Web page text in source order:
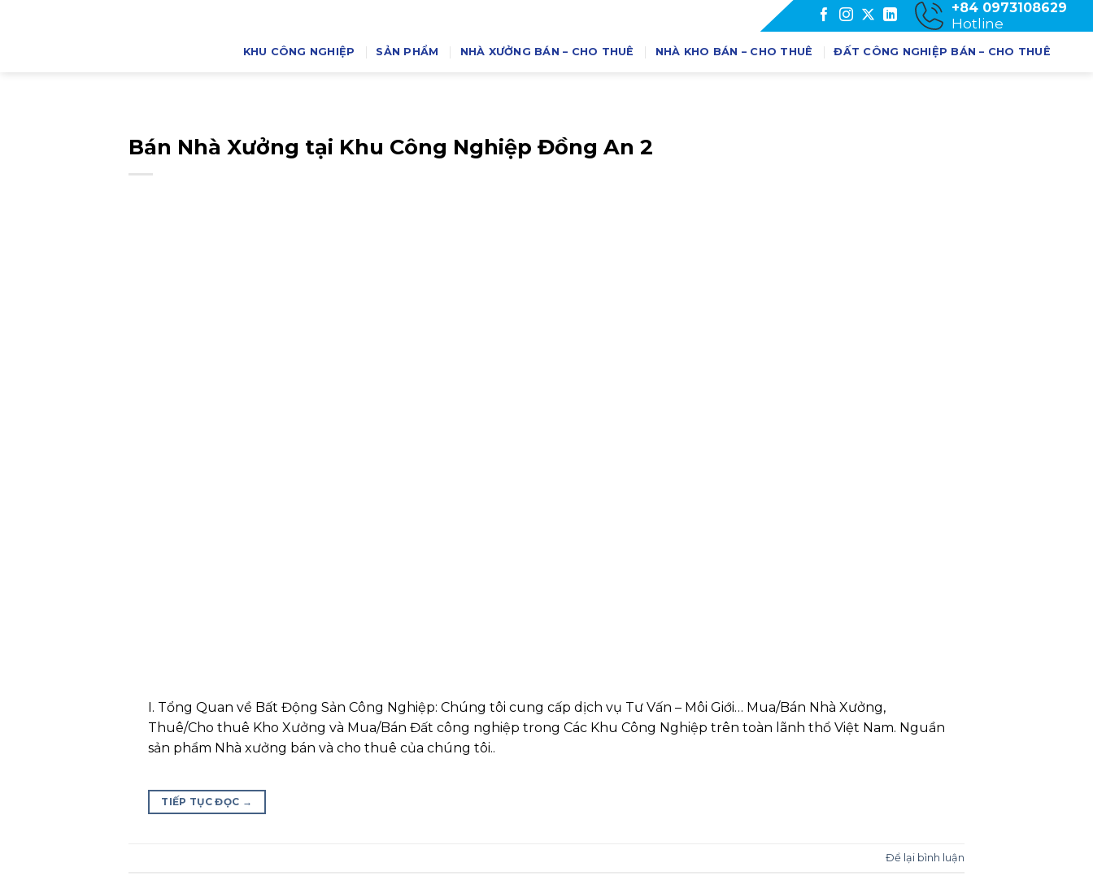
+84 0973108629
Hotline
KHU CÔNG NGHIỆP SẢN PHẨM NHÀ XƯỞNG BÁN – CHO THUÊ NHÀ KHO BÁN – CHO THUÊ ĐẤT CÔNG NGHIỆP BÁN – CHO THUÊ
Bán Nhà Xưởng tại Khu Công Nghiệp Đồng An 2
I. Tổng Quan về Bất Động Sản Công Nghiệp: Chúng tôi cung cấp dịch vụ Tư Vấn – Môi Giới… Mua/Bán Nhà Xưởng,
Thuê/Cho thuê Kho Xưởng và Mua/Bán Đất công nghiệp trong Các Khu Công Nghiệp trên toàn lãnh thổ Việt Nam. Nguần
sản phẩm Nhà xưởng bán và cho thuê của chúng tôi..
TIẾP TỤC ĐỌC →
Để lại bình luận